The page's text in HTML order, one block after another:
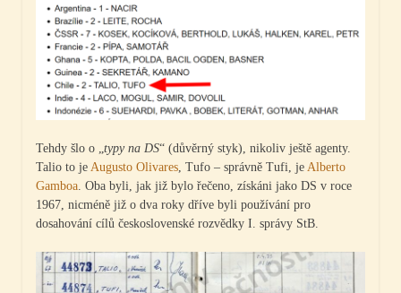
Tehdy šlo o „ typy na DS“ (důvěrný styk), nikoliv ještě agenty.
Talio to je Augusto Olivares , Tufo – správně Tufi, je Alberto
Gamboa . Oba byli, jak již bylo řečeno, získáni jako DS v roce
1967, nicméně již o dva roky dříve byli používání pro
dosahování cílů československé rozvědky I. správy StB.